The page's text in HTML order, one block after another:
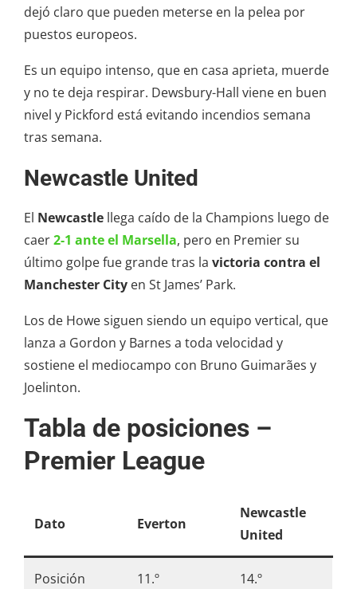
dejó claro que pueden meterse en la pelea por
puestos europeos.
Es un equipo intenso, que en casa aprieta, muerde
y no te deja respirar. Dewsbury-Hall viene en buen
nivel y Pickford está evitando incendios semana
tras semana.
Newcastle United
El Newcastle llega caído de la Champions luego de
caer2-1 ante el Marsella, pero en Premier su
último golpe fue grande tras la victoria contra el
Manchester City en St James’ Park.
Los de Howe siguen siendo un equipo vertical, que
lanza a Gordon y Barnes a toda velocidad y
sostiene el mediocampo con Bruno Guimarães y
Joelinton.
Tabla de posiciones –
Premier League
Dato Everton
Newcastle
United
Posición 11.º 14.º